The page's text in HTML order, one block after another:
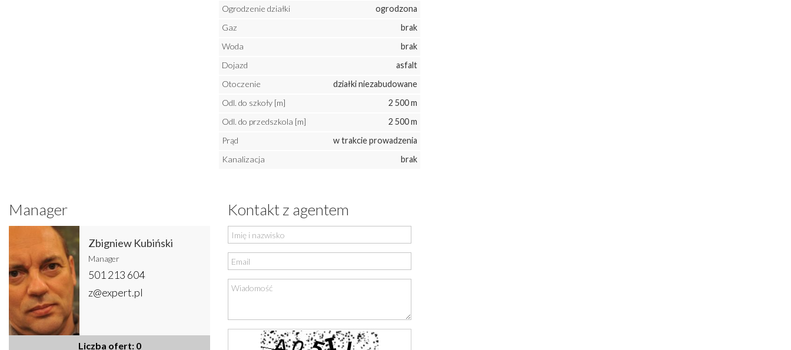
Ogrodzenie działki
ogrodzona
Gaz
brak
Woda
brak
Dojazd
asfalt
Otoczenie
działki niezabudowane
Odl. do szkoły [m]
2 500 m
Odl. do przedszkola [m]
2 500 m
Prąd
w trakcie prowadzenia
Kanalizacja
brak
Manager
Zbigniew Kubiński
Manager
501 213 604
z@expert.pl
Liczba ofert: 0
Kontakt z agentem